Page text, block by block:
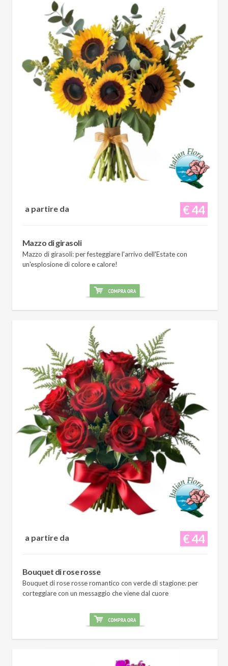
€ 44
a partire da
Mazzo di girasoli
Mazzo di girasoli: per festeggiare l'arrivo dell'Estate con
un'esplosione di colore e calore!
€ 44
a partire da
Bouquet di rose rosse
Bouquet di rose rosse romantico con verde di stagione: per
corteggiare con un messaggio che viene dal cuore